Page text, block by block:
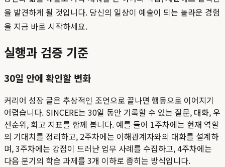
을 발견하게 될 것입니다. 당신의 일상이 예술이 되는 놀라운 경험
을 지금 바로 시작하세요.
실행과 검증 기준
30일 안에 확인할 변화
커리어 성장 글은 추상적인 조언으로 끝나면 행동으로 이어지기
어렵습니다. SINCERE는 30일 동안 기록할 수 있는 질문, 대화, 우
선순위, 회고 지표를 함께 봅니다. 예를 들어 1주차에는 현재 역할
의 기대치를 정리하고, 2주차에는 이해관계자와의 대화를 설계하
며, 3주차에는 강점이 드러난 업무 사례를 수집하고, 4주차에는
다음 분기의 학습 과제를 3개 이하로 좁히는 방식입니다.